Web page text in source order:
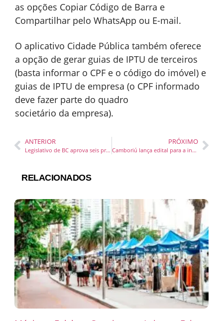
as opções Copiar Código de Barra e
Compartilhar pelo WhatsApp ou E-mail.
O aplicativo Cidade Pública também oferece
a opção de gerar guias de IPTU de terceiros
(basta informar o CPF e o código do imóvel) e
guias de IPTU de empresa (o CPF informado
deve fazer parte do quadro
societário da empresa).
ANTERIOR
Legislativo de BC aprova seis projetos em sessão extraordinária
PRÓXIMO
Camboriú lança edital para a inscrição do Programa Bolsa Atleta 2024
RELACIONADOS